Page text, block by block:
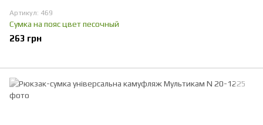
Артикул: 469
Сумка на пояс цвет песочный
263 грн